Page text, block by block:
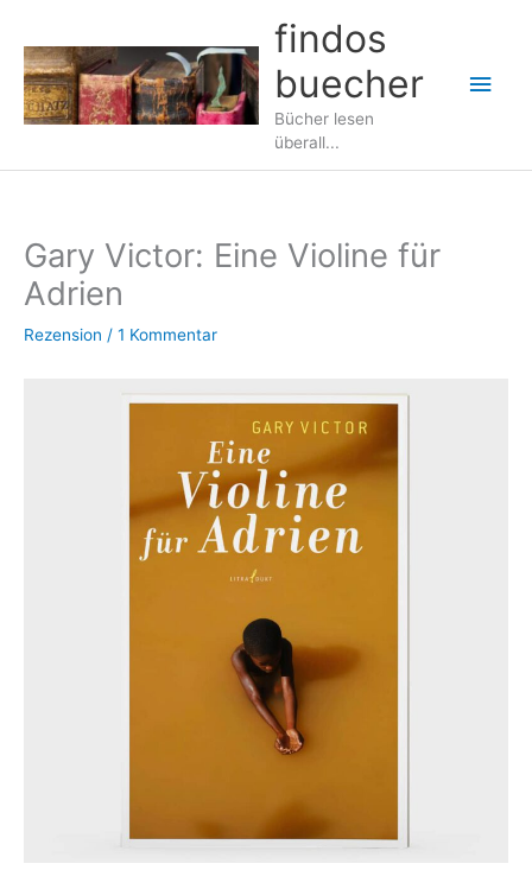
Inhalt
springen
findos
buecher
Bücher lesen
überall...
Gary Victor: Eine Violine für
Adrien
Rezension / 1 Kommentar